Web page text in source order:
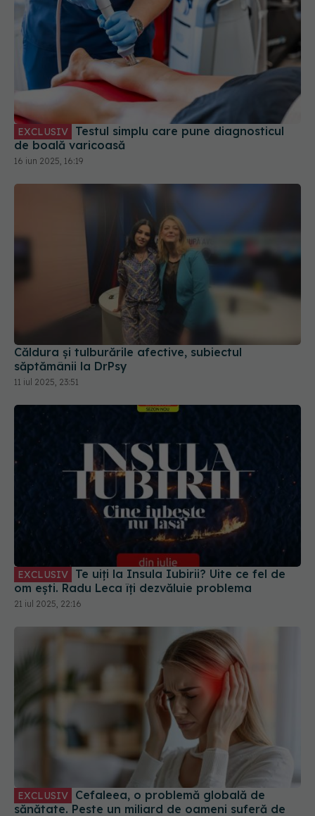
EXCLUSIV
de boală varicoasă
16 iun 2025, 16:19
Căldura și tulburările afective, subiectul
săptămânii la DrPsy
11 iul 2025, 23:51
EXCLUSIV
om ești. Radu Leca îți dezvăluie problema
21 iul 2025, 22:16
EXCLUSIV
sănătate. Peste un miliard de oameni suferă de